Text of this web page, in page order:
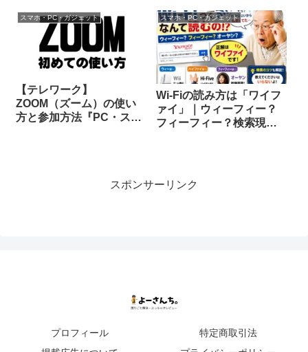
スマホ・PC・ガジェット
【テレワーク】
ZOOM（ズーム）の使い
方と参加方法『PC・スマ
スマホ・PC・ガジェット
Wi-Fiの読み方は「ワイフ
ァイ」｜ウィーフィー？
フィーフィー？検索現場
スポンサーリンク
プロフィール
特定商取引法